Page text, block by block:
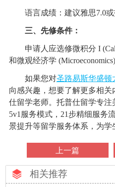
语言成绩：建议雅思7.0或
三、先修条件：
申请人应选修微积分 I
和微观经济学 (Microeconomics)
如果您对圣路易斯华盛顿
向感兴趣，想要了解更多相关
仕留学老师。托普仕留学专注
5v1服务模式，21步精细服务
景提升等留学服务体系，为学
上一篇
相关推荐